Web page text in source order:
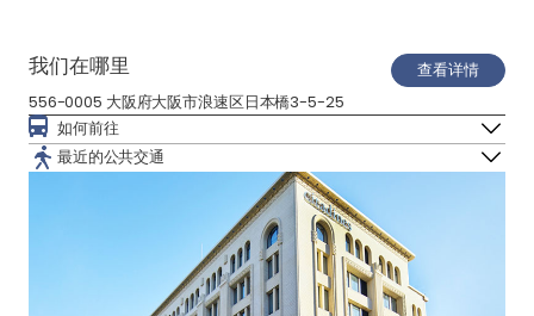
我们在哪里
查看详情
556-0005 大阪府大阪市浪速区日本橋3-5-25
如何前往
最近的公共交通